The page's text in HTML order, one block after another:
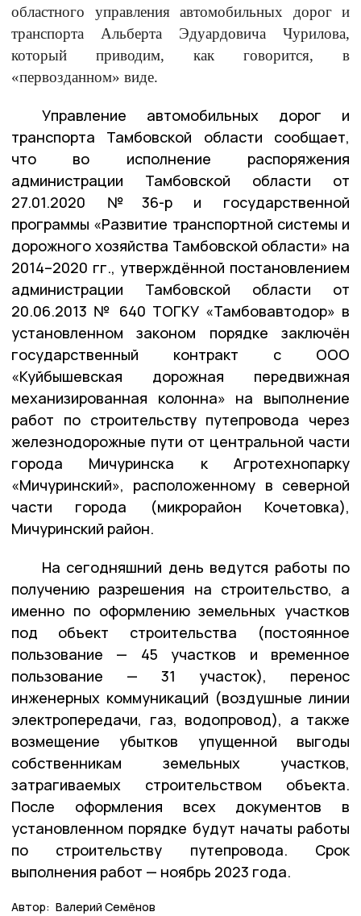
областного управления автомобильных дорог и
транспорта Альберта Эдуардовича Чурилова,
который приводим, как говорится, в
«первозданном» виде.
Управление автомобильных дорог и
транспорта Тамбовской области сообщает,
что во исполнение распоряжения
администрации Тамбовской области от
27.01.2020 №36-р и государственной
программы «Развитие транспортной системы и
дорожного хозяйства Тамбовской области» на
2014–2020 гг., утверждённой постановлением
администрации Тамбовской области от
20.06.2013 № 640 ТОГКУ «Тамбовавтодор» в
установленном законом порядке заключён
государственный контракт с ООО
«Куйбышевская дорожная передвижная
механизированная колонна» на выполнение
работ по строительству путепровода через
железнодорожные пути от центральной части
города Мичуринска к Агротехнопарку
«Мичуринский», расположенному в северной
части города (микрорайон Кочетовка),
Мичуринский район.
На сегодняшний день ведутся работы по
получению разрешения на строительство, а
именно по оформлению земельных участков
под объект строительства (постоянное
пользование — 45 участков и временное
пользование — 31 участок), перенос
инженерных коммуникаций (воздушные линии
электропередачи, газ, водопровод), а также
возмещение убытков упущенной выгоды
собственникам земельных участков,
затрагиваемых строительством объекта.
После оформления всех документов в
установленном порядке будут начаты работы
по строительству путепровода. Срок
выполнения работ — ноябрь 2023 года.
Автор: Валерий Семёнов